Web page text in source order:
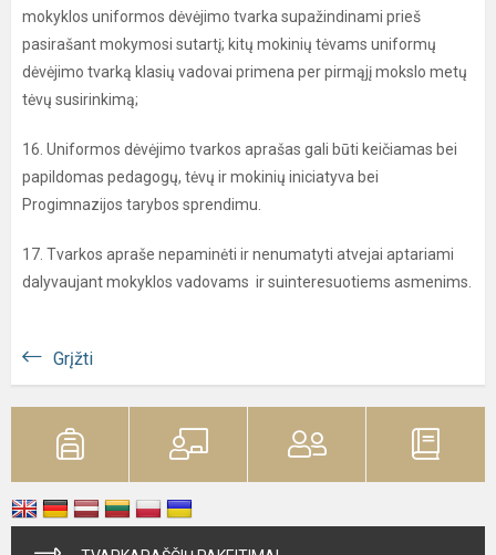
mokyklos uniformos dėvėjimo tvarka supažindinami prieš
pasirašant mokymosi sutartį; kitų mokinių tėvams uniformų
dėvėjimo tvarką klasių vadovai primena per pirmąjį mokslo metų
tėvų susirinkimą;
16. Uniformos dėvėjimo tvarkos aprašas gali būti keičiamas bei
papildomas pedagogų, tėvų ir mokinių iniciatyva bei
Progimnazijos tarybos sprendimu.
17. Tvarkos apraše nepaminėti ir nenumatyti atvejai aptariami
dalyvaujant mokyklos vadovams ir suinteresuotiems asmenims.
Grįžti